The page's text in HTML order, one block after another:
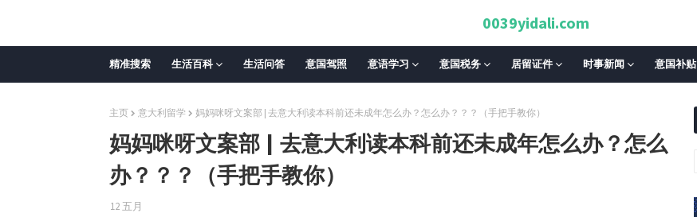
0039yidali.com
精准搜索 生活百科 生活问答 意国驾照 意语学习 意国税务 居留证件 时事新闻 意国补贴
主页 意大利留学 妈妈咪呀文案部 | 去意大利读本科前还未成年怎么办？怎么办？？？（手把手教你）
妈妈咪呀文案部 | 去意大利读本科前还未成年怎么办？怎么
办？？？（手把手教你）
12 五月